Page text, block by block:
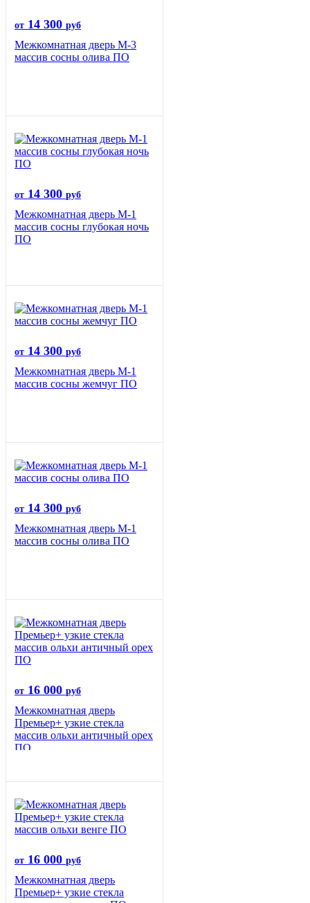
от 14 300 руб
Межкомнатная дверь М-3
массив сосны олива ПО
от 14 300 руб
Межкомнатная дверь М-1
массив сосны глубокая ночь
ПО
от 14 300 руб
Межкомнатная дверь М-1
массив сосны жемчуг ПО
от 14 300 руб
Межкомнатная дверь М-1
массив сосны олива ПО
от 16 000 руб
Межкомнатная дверь
Премьер+ узкие стекла
массив ольхи античный орех
ПО
от 16 000 руб
Межкомнатная дверь
Премьер+ узкие стекла